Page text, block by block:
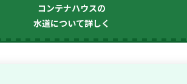
コンテナハウスの
水道について詳しく